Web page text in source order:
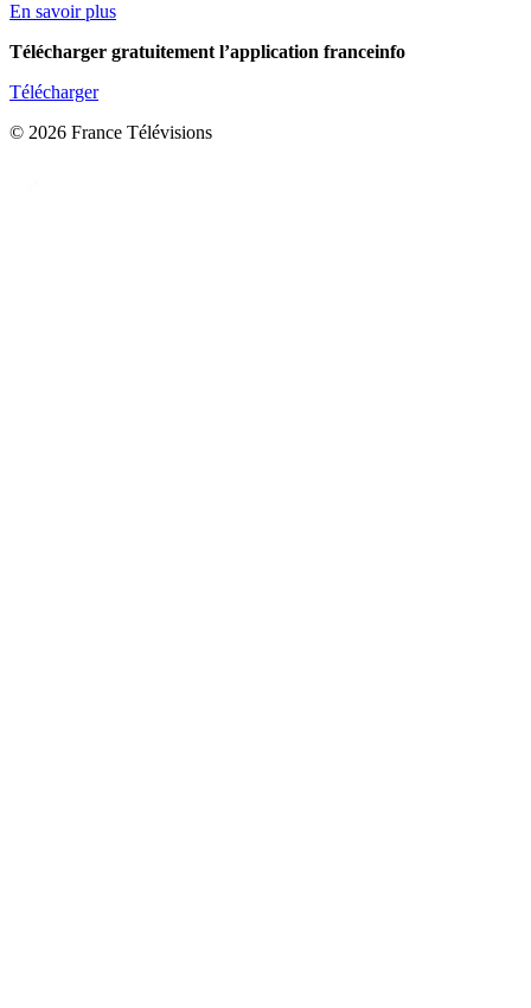
En savoir plus
Télécharger gratuitement l’application franceinfo
Télécharger
© 2026 France Télévisions